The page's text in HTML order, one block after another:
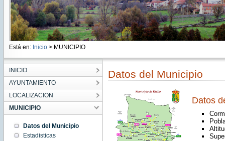
Está en: Inicio > MUNICIPIO
INICIO
AYUNTAMIENTO
LOCALIZACION
MUNICIPIO
Datos del Municipio
Estadisticas
Datos del Municipio
Datos